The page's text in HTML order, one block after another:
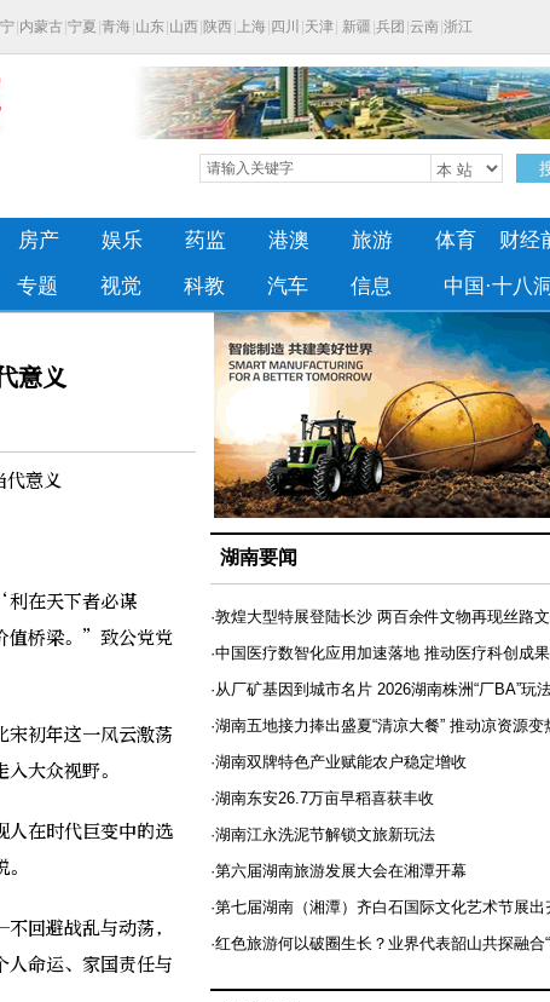
意义
意义
在天下者必谋
值桥梁。”致公党党
初年这一风云激荡
大众视野。
在时代巨变中的选
回避战乱与动荡，
命运、家国责任与
湖南要闻
·敦煌大型特展登陆长沙 两百余件文物再现丝路
·中国医疗数智化应用加速落地 推动医疗科创成
·从厂矿基因到城市名片 2026湖南株洲“厂BA”玩
·湖南五地接力捧出盛夏“清凉大餐” 推动凉资源
·湖南双牌特色产业赋能农户稳定增收
·湖南东安26.7万亩早稻喜获丰收
·湖南江永洗泥节解锁文旅新玩法
·第六届湖南旅游发展大会在湘潭开幕
·第七届湖南（湘潭）齐白石国际文化艺术节展出
·红色旅游何以破圈生长？业界代表韶山共探融合